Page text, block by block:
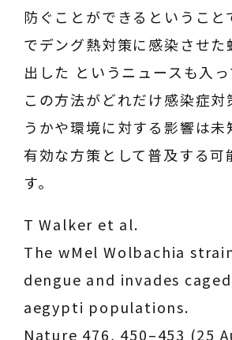
防ぐことができるということ
でデング熱対策に感染させた
出した というニュースも入っ
この方法がどれだけ感染症対
うかや環境に対する影響は未
有効な方策として普及する可
す。
T Walker et al.
The wMel Wolbachia
dengue and invades
aegypti populations.
Nature 476, 450–453 (25